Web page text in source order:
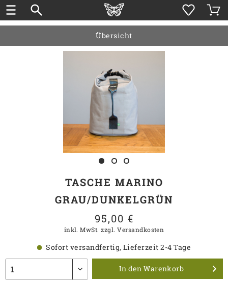
Übersicht
TASCHE MARINO
GRAU/DUNKELGRÜN
95,00 €
inkl. MwSt.zzgl. Versandkosten
Sofort versandfertig, Lieferzeit 2-4 Tage
In den Warenkorb